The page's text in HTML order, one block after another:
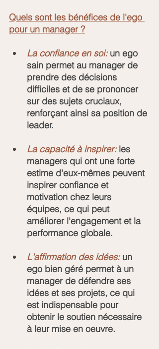
Quels sont les bénéfices de l'ego
pour un manager ?
La confiance en soi: un ego
sain permet au manager de
prendre des décisions
difficiles et de se prononcer
sur des sujets cruciaux,
renforçant ainsi sa position de
leader.
La capacité à inspirer: les
managers qui ont une forte
estime d'eux-mêmes peuvent
inspirer confiance et
motivation chez leurs
équipes, ce qui peut
améliorer l'engagement et la
performance globale.
L'affirmation des idées: un
ego bien géré permet à un
manager de défendre ses
idées et ses projets, ce qui
est indispensable pour
obtenir le soutien nécessaire
à leur mise en oeuvre.